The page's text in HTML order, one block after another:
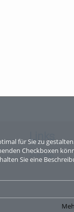
für Sie zu
Checkboxen
Sie eine
Links
Sitemap